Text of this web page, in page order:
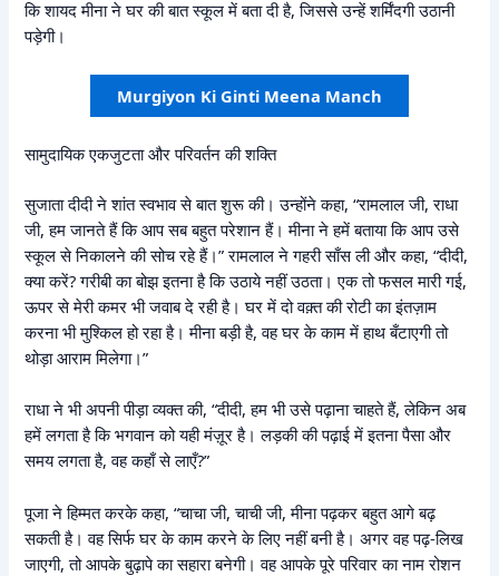
कि शायद मीना ने घर की बात स्कूल में बता दी है, जिससे उन्हें शर्मिंदगी उठानी
पड़ेगी।
Murgiyon Ki Ginti Meena Manch
सामुदायिक एकजुटता और परिवर्तन की शक्ति
सुजाता दीदी ने शांत स्वभाव से बात शुरू की। उन्होंने कहा, “रामलाल जी, राधा
जी, हम जानते हैं कि आप सब बहुत परेशान हैं। मीना ने हमें बताया कि आप उसे
स्कूल से निकालने की सोच रहे हैं।” रामलाल ने गहरी साँस ली और कहा, “दीदी,
क्या करें? गरीबी का बोझ इतना है कि उठाये नहीं उठता। एक तो फसल मारी गई,
ऊपर से मेरी कमर भी जवाब दे रही है। घर में दो वक़्त की रोटी का इंतज़ाम
करना भी मुश्किल हो रहा है। मीना बड़ी है, वह घर के काम में हाथ बँटाएगी तो
थोड़ा आराम मिलेगा।”
राधा ने भी अपनी पीड़ा व्यक्त की, “दीदी, हम भी उसे पढ़ाना चाहते हैं, लेकिन अब
हमें लगता है कि भगवान को यही मंज़ूर है। लड़की की पढ़ाई में इतना पैसा और
समय लगता है, वह कहाँ से लाएँ?”
पूजा ने हिम्मत करके कहा, “चाचा जी, चाची जी, मीना पढ़कर बहुत आगे बढ़
सकती है। वह सिर्फ घर के काम करने के लिए नहीं बनी है। अगर वह पढ़-लिख
जाएगी, तो आपके बुढ़ापे का सहारा बनेगी। वह आपके पूरे परिवार का नाम रोशन